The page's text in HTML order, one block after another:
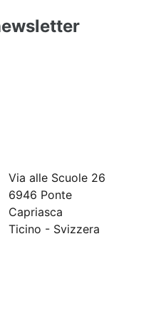
Via alle Scuole 26
6946 Ponte
Capriasca
Ticino - Svizzera